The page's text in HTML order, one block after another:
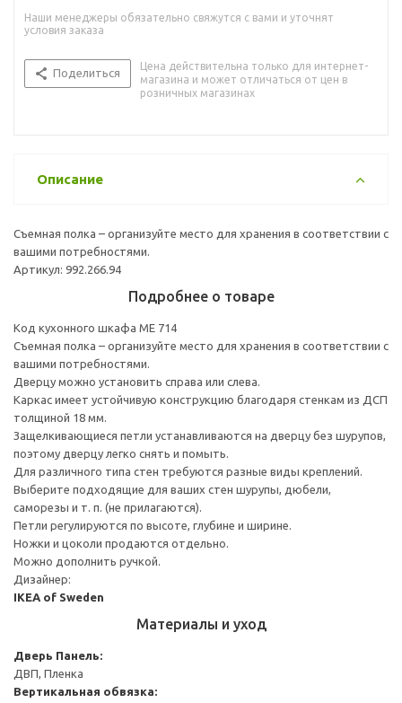
Наши менеджеры обязательно свяжутся с вами и уточнят
условия заказа
Поделиться
Цена действительна только для интернет-
магазина и может отличаться от цен в
розничных магазинах
Описание
Съемная полка – организуйте место для хранения в соответствии с
вашими потребностями.
Артикул: 992.266.94
Подробнее о товаре
Код кухонного шкафа ME 714
Съемная полка – организуйте место для хранения в соответствии с
вашими потребностями.
Дверцу можно установить справа или слева.
Каркас имеет устойчивую конструкцию благодаря стенкам из ДСП
толщиной 18 мм.
Защелкивающиеся петли устанавливаются на дверцу без шурупов,
поэтому дверцу легко снять и помыть.
Для различного типа стен требуются разные виды креплений.
Выберите подходящие для ваших стен шурупы, дюбели,
саморезы и т. п. (не прилагаются).
Петли регулируются по высоте, глубине и ширине.
Ножки и цоколи продаются отдельно.
Можно дополнить ручкой.
Дизайнер:
IKEA of Sweden
Материалы и уход
Дверь Панель:
ДВП, Пленка
Вертикальная обвязка: